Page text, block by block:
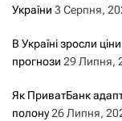
України 3 Серпня,
В Україні зросли
прогнози 29 Липня,
Як ПриватБанк
полону26 Липня,